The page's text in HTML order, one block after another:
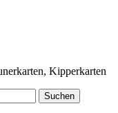
Kipperkarten